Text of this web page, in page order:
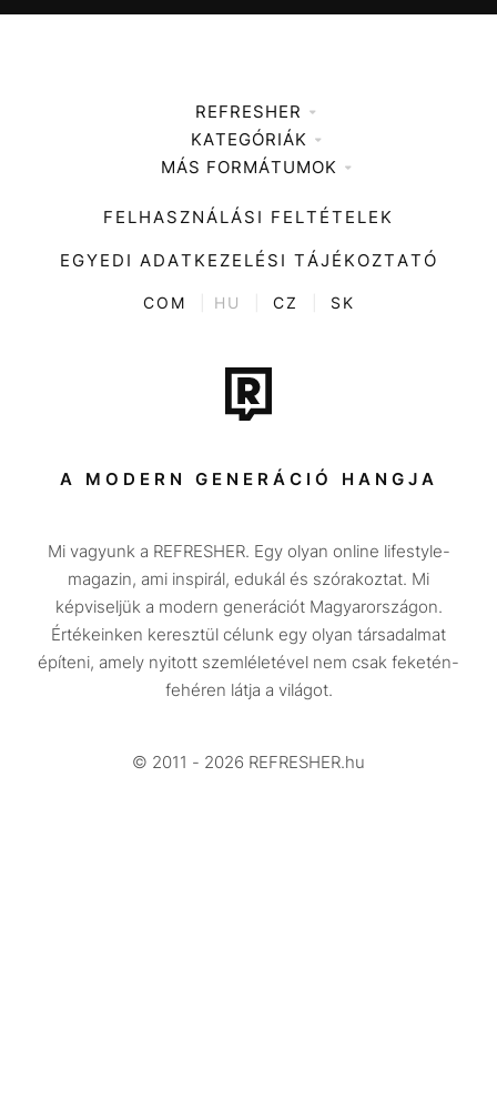
REFRESHER
Médiaajánlat
KATEGÓRIÁK
Zene
Divat
Kultúra
ENTR
Tech-Tudomány
Sport
Társadalom
Utazás
Életmód
Design
Beszélgetések
Videó
MÁS FORMÁTUMOK
FELHASZNÁLÁSI FELTÉTELEK
EGYEDI ADATKEZELÉSI TÁJÉKOZTATÓ
COM HU CZ SK
A MODERN GENERÁCIÓ HANGJA
Mi vagyunk a REFRESHER. Egy olyan online lifestyle-
magazin, ami inspirál, edukál és szórakoztat. Mi
képviseljük a modern generációt Magyarországon.
Értékeinken keresztül célunk egy olyan társadalmat
építeni, amely nyitott szemléletével nem csak feketén-
fehéren látja a világot.
© 2011 - 2026 REFRESHER.hu